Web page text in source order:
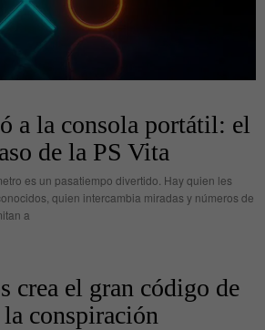
a la consola portátil: el
de la PS Vita
es un pasatiempo divertido. Hay quien les
quien intercambia miradas y números de
a
crea el gran código de
conspiración